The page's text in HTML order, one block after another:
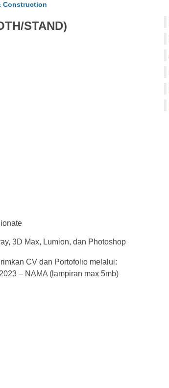
Construction
STAND)
3D Max, Lumion, dan Photoshop
CV dan Portofolio melalui:
– NAMA (lampiran max 5mb)